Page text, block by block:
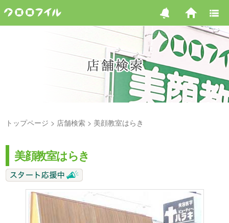
トップページ 店舗検索 美顔教室はらき
美顔教室はらき